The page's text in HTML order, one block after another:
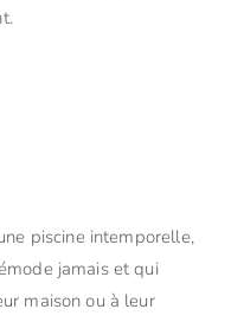
piscine intemporelle,
jamais et qui
maison ou à leur